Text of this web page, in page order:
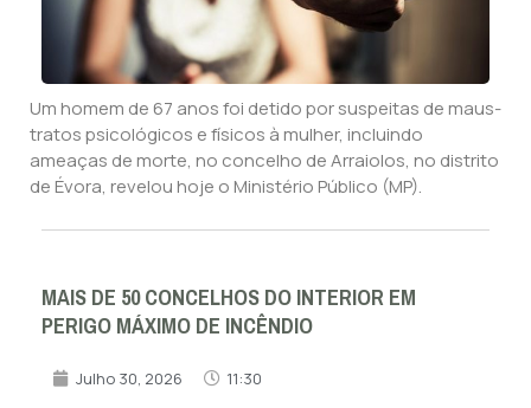
Um homem de 67 anos foi detido por suspeitas de maus-
tratos psicológicos e físicos à mulher, incluindo
ameaças de morte, no concelho de Arraiolos, no distrito
de Évora, revelou hoje o Ministério Público (MP).
MAIS DE 50 CONCELHOS DO INTERIOR EM
PERIGO MÁXIMO DE INCÊNDIO
Julho 30, 2026 11:30